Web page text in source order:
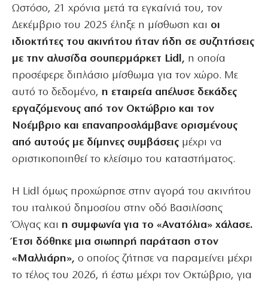
Ωστόσο, 21 χρόνια μετά τα εγκαίνιά του, τον
Δεκέμβριο του 2025 έληξε η μίσθωση και οι
ιδιοκτήτες του ακινήτου ήταν ήδη σε συζητήσεις
με την αλυσίδα σουπερμάρκετ Lidl, η οποία
προσέφερε διπλάσιο μίσθωμα για τον χώρο. Με
αυτό το δεδομένο, η εταιρεία απέλυσε δεκάδες
εργαζόμενους από τον Οκτώβριο και τον
Νοέμβριο και επαναπροσλάμβανε ορισμένους
από αυτούς με δίμηνες συμβάσεις μέχρι να
οριστικοποιηθεί το κλείσιμο του καταστήματος.
Η Lidl όμως προχώρησε στην αγορά του ακινήτου
του ιταλικού δημοσίου στην οδό Βασιλίσσης
Όλγας και η συμφωνία για το «Ανατόλια» χάλασε.
Έτσι δόθηκε μια σιωπηρή παράταση στον
«Μαλλιάρη», ο οποίος ζήτησε να παραμείνει μέχρι
το τέλος του 2026, ή έστω μέχρι τον Οκτώβριο, για